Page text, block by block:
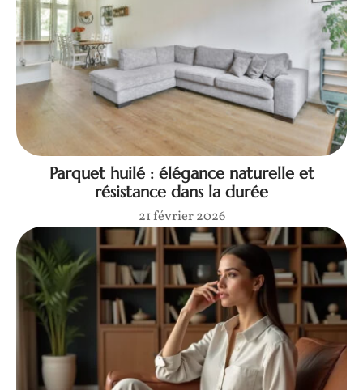
Parquet huilé : élégance naturelle et
résistance dans la durée
21 février 2026